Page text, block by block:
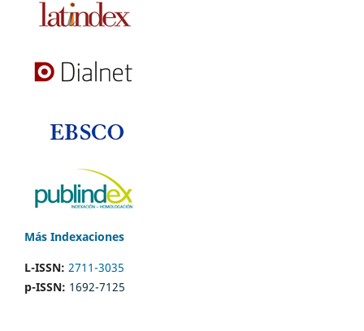
Más Indexaciones
L-ISSN: 2711-3035
p-ISSN: 1692-7125